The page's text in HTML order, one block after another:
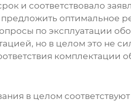
и соответствовало
предложить оптимальное
по эксплуатации
но в целом это не
комплектации
в целом